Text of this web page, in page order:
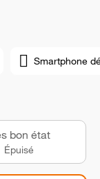
Smartphone
bon état
Épuisé